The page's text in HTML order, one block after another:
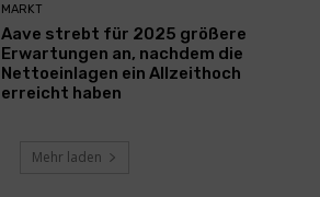
MARKT
Aave strebt für 2025 größere
Erwartungen an, nachdem die
Nettoeinlagen ein Allzeithoch
erreicht haben
Mehr laden